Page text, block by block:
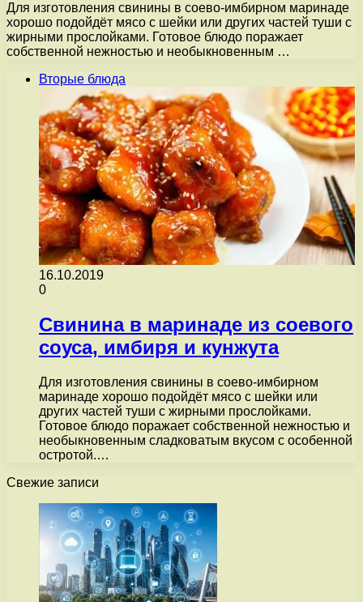
Для изготовления свинины в соево-имбирном маринаде
хорошо подойдёт мясо с шейки или других частей туши с
жирными прослойками. Готовое блюдо поражает
собственной нежностью и необыкновенным …
Вторые блюда
16.10.2019
0
Свинина в маринаде из соевого
соуса, имбиря и кунжута
Для изготовления свинины в соево-имбирном
маринаде хорошо подойдёт мясо с шейки или
других частей туши с жирными прослойками.
Готовое блюдо поражает собственной нежностью и
необыкновенным сладковатым вкусом с особенной
остротой.…
Свежие записи